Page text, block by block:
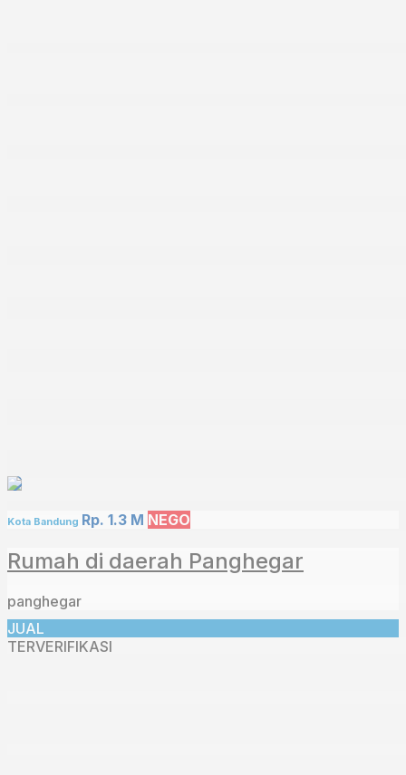
Kota Bandung Rp. 1.3 M NEGO
Rumah di daerah Panghegar⁣
panghegar
JUAL
TERVERIFIKASI